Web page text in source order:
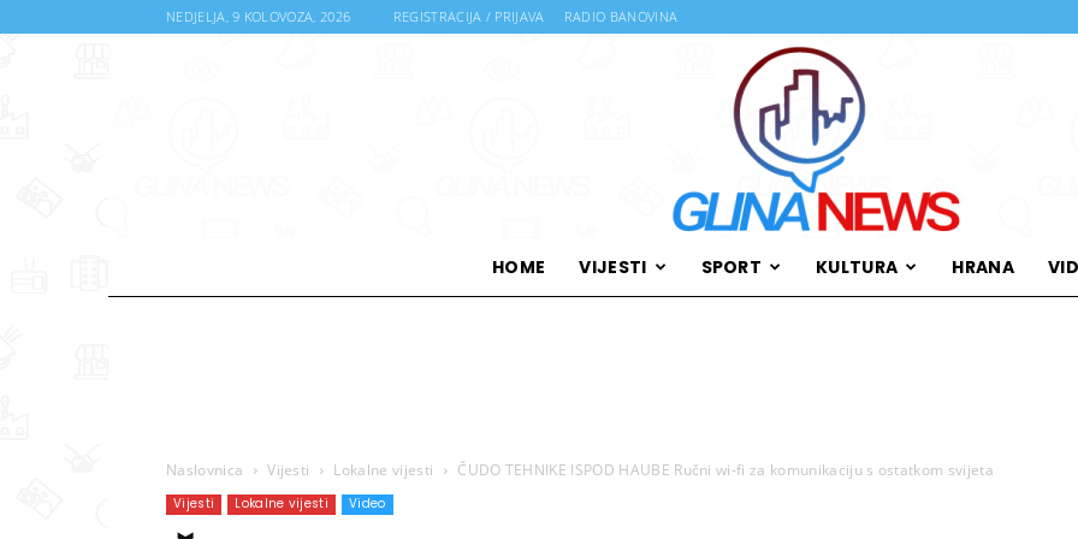
NEDJELJA, 9 KOLOVOZA, 2026 REGISTRACIJA / PRIJAVA RADIO BANOVINA
News
HOME VIJESTI SPORT KULTURA HRANA
Naslovnica Vijesti Lokalne vijesti ČUDO TEHNIKE ISPOD HAUBE Ručni wi-fi za komunikaciju s ostatkom svijeta
Vijesti Lokalne vijesti Video